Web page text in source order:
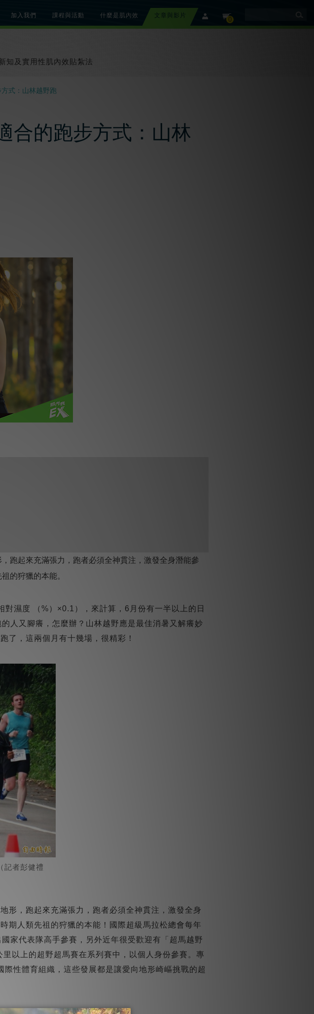
cart 0
member
加入我們
課程與活動
什麼是肌內效
文章與影片
知及實用性肌內效貼紮法
式：山林越野跑
合的跑步方式：山林
跑起來充滿張力，跑者必須全神貫注，激發全身潛能參
的狩獵的本能。
濕度 （%）×0.1），來計算，6月份有一半以上的日
人又腳癢，怎麼辦？山林越野應是最佳消暑又解癢妙
了，這兩個月有十幾場，很精彩！
記者彭健禮
形，跑起來充滿張力，跑者必須全神貫注，激發全身
期人類先祖的狩獵的本能！國際超級馬拉松總會每年
家代表隊高手參賽，另外近年很受歡迎有「超馬越野
以上的超野超馬賽在系列賽中，以個人身份參賽。專
性體育組織，這些發展都是讓愛向地形崎嶇挑戰的超